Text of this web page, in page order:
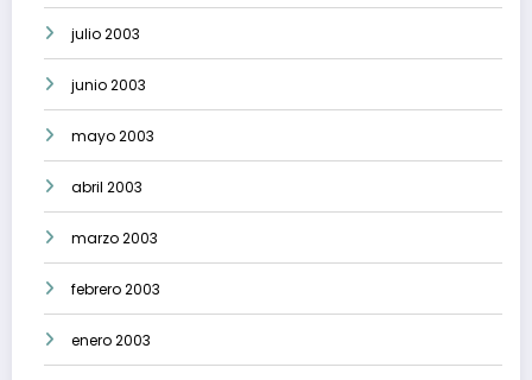
julio 2003
junio 2003
mayo 2003
abril 2003
marzo 2003
febrero 2003
enero 2003